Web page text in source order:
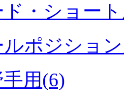
・ショー
ポジショ
用(6)